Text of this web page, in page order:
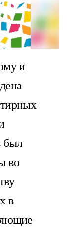
и
был
во
в